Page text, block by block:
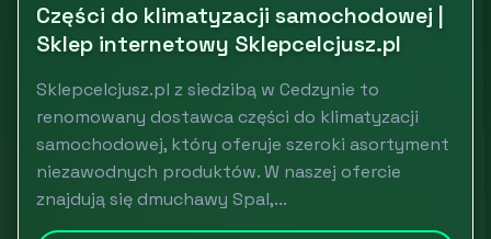
Części do klimatyzacji samochodowej |
Sklep internetowy Sklepcelcjusz.pl
Sklepcelcjusz.pl z siedzibą w Cedzynie to
renomowany dostawca części do klimatyzacji
samochodowej, który oferuje szeroki asortyment
niezawodnych produktów. W naszej ofercie
znajdują się dmuchawy Spal,...